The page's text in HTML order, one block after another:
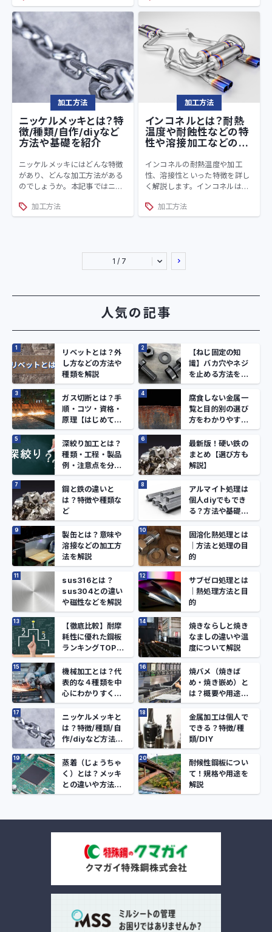
についても簡潔に紹介します。
個人で旋盤加工を行う事は出来
るのか、という事についても触
れますので参考にしてみてくだ
さい。
は低コストで工具不使用で自作
自作方法やメンテナンス方法に
ついても解説します。
加工方法
ニッケルメッキとは？特
徴/種類/自作/diyなど
方法や基礎を紹介
ニッケルメッキにはどんな特徴
があり、どんな加工方法がある
のでしょうか。本記事ではニッ
し、その後ニッケルメッキの機
能性や錆の有無についても解説
等のメッキを自作する事も可能
加工方法
加工方法
インコネルとは？耐熱
温度や耐蝕性などの特
性や溶接加工などの方
インコネルの耐熱温度や加工
性、溶接性といった特徴を詳し
く解説します。インコネルはレ
用されています。あなたの車の
エンジン内にも使用されている
ころで活躍する金属です。
加工方法
1 / 7
人気の記事
リベットとは？外
し方などの方法や
種類を解説
【ねじ固定の知
識】バカ穴やネジ
を止める方法を解
説
ガス切断とは？手
順・コツ・資格・
原理【はじめての
人向け】
腐食しない金属一
覧と目的別の選び
方をわかりやすく
解説
深絞り加工とは？
種類・工程・製品
例・注意点を分か
りやすく解説！
最新版！硬い鉄の
まとめ【選び方も
解説】
鋼と鉄の違いと
は？特徴や種類な
ど
アルマイト処理は
個人diyでもでき
る？方法や基礎知
識を解説
製缶とは？意味や
溶接などの加工方
法を解説
固溶化熱処理とは
｜方法と処理の目
的
sus316とは？
sus304との違い
や磁性などを解説
サブゼロ処理とは
｜熱処理方法と目
的
【徹底比較】耐摩
耗性に優れた鋼板
ランキングTOP
３！
焼きならしと焼き
なましの違いや温
度について解説
機械加工とは？代
表的な４種類を中
心にわかりすく解
説
焼バメ（焼きば
め・焼き嵌め）と
は？概要や用途を
解説
ニッケルメッキと
は？特徴/種類/自
作/diyなど方法や
基礎を紹介
金属加工は個人で
できる？特徴/種
類/DIY
蒸着（じょうちゃ
く）とは？メッキ
との違いや方法な
ど
耐候性鋼板につい
て！規格や用途を
解説